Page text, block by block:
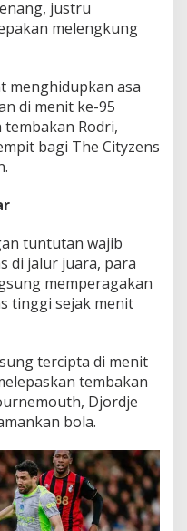
justru
melengkung
menghidupkan asa
di menit ke-95
Rodri,
bagi The Cityzens
tuntutan wajib
di jalur juara, para
memperagakan
tinggi sejak menit
tercipta di menit
tembakan
Djordje
bola.